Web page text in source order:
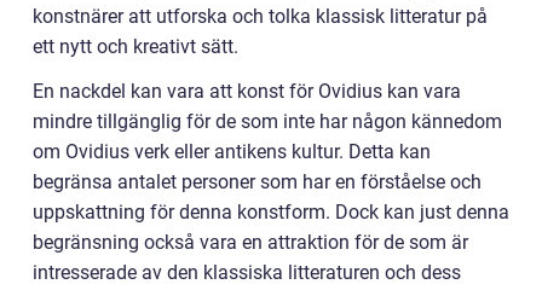
konstnärer att utforska och tolka klassisk litteratur på
ett nytt och kreativt sätt.
En nackdel kan vara att konst för Ovidius kan vara
mindre tillgänglig för de som inte har någon kännedom
om Ovidius verk eller antikens kultur. Detta kan
begränsa antalet personer som har en förståelse och
uppskattning för denna konstform. Dock kan just denna
begränsning också vara en attraktion för de som är
intresserade av den klassiska litteraturen och dess